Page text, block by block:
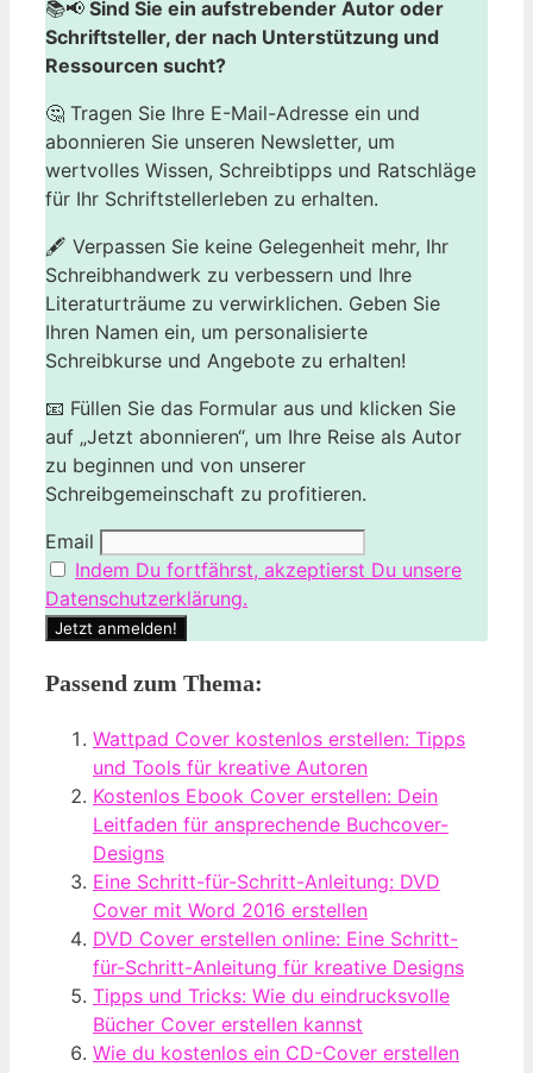
📚📢 Sind Sie ein aufstrebender Autor oder
Schriftsteller, der nach Unterstützung und
Ressourcen sucht?
🤔 Tragen Sie Ihre E-Mail-Adresse ein und
abonnieren Sie unseren Newsletter, um
wertvolles Wissen, Schreibtipps und Ratschläge
für Ihr Schriftstellerleben zu erhalten.
🖋️ Verpassen Sie keine Gelegenheit mehr, Ihr
Schreibhandwerk zu verbessern und Ihre
Literaturträume zu verwirklichen. Geben Sie
Ihren Namen ein, um personalisierte
Schreibkurse und Angebote zu erhalten!
📧 Füllen Sie das Formular aus und klicken Sie
auf „Jetzt abonnieren“, um Ihre Reise als Autor
zu beginnen und von unserer
Schreibgemeinschaft zu profitieren.
Email
Indem Du fortfährst, akzeptierst Du unsere
Datenschutzerklärung.
Passend zum Thema:
Wattpad Cover kostenlos erstellen: Tipps
und Tools für kreative Autoren
Kostenlos Ebook Cover erstellen: Dein
Leitfaden für ansprechende Buchcover-
Designs
Eine Schritt-für-Schritt-Anleitung: DVD
Cover mit Word 2016 erstellen
DVD Cover erstellen online: Eine Schritt-
für-Schritt-Anleitung für kreative Designs
Tipps und Tricks: Wie du eindrucksvolle
Bücher Cover erstellen kannst
Wie du kostenlos ein CD-Cover erstellen